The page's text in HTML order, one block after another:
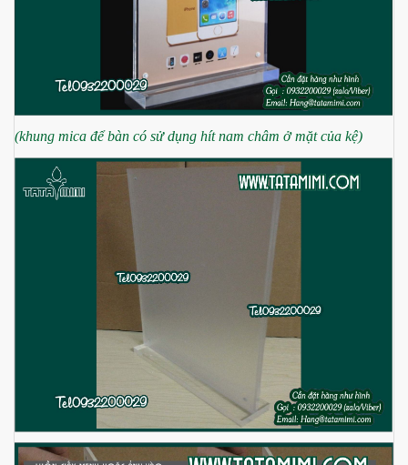
(khung mica để bàn có sử dụng hít nam châm ở mặt của kệ)